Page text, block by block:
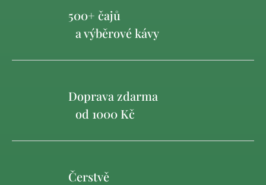
500+ čajů
a výběrové kávy
Doprava zdarma
od 1000 Kč
Čerstvě